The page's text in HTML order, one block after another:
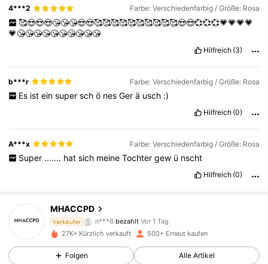
4***2 Farbe: Verschiedenfarbig / Größe: Rosa
🥰😍😍😍😘😘😘😍😍🥰🥰🥰🥰🥰🥰🥰🥰🥰🥰😍😍💞💞💞💗💗💗💗
💗😘😘😘😘😘😘😘😘😘😘
Hilfreich (3)
b***r Farbe: Verschiedenfarbig / Größe: Rosa
Es ist ein super sch ö nes Ger ä usch :)
Hilfreich (0)
A***x Farbe: Verschiedenfarbig / Größe: Rosa
Super ....... hat sich meine Tochter gew ü nscht
Hilfreich (0)
MHACCPD
Verkäufer
4,79
n***6 bezahlt Vor 1 Tag
94 Follower
27K+ Kürzlich verkauft 500+ Erneut kaufen
Folgen Alle Artikel